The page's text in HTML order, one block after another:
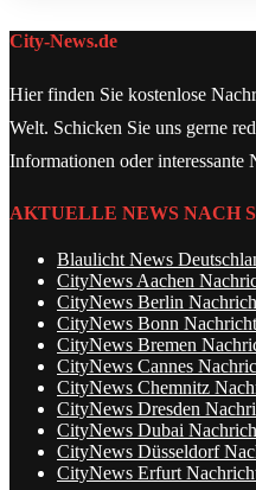
City-News.de
Hier finden Sie kostenlose
Welt. Schicken Sie uns gerne
Informationen oder
AKTUELLE NEWS NACH
Blaulicht News
CityNews Aachen
CityNews Berlin
CityNews Bonn
CityNews Bremen
CityNews Cannes
CityNews Chemnitz
CityNews Dresden
CityNews Dubai
CityNews Düsseldorf
CityNews Erfurt